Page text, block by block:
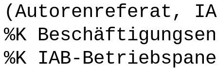
(Autorenreferat,
%K
%K IAB-